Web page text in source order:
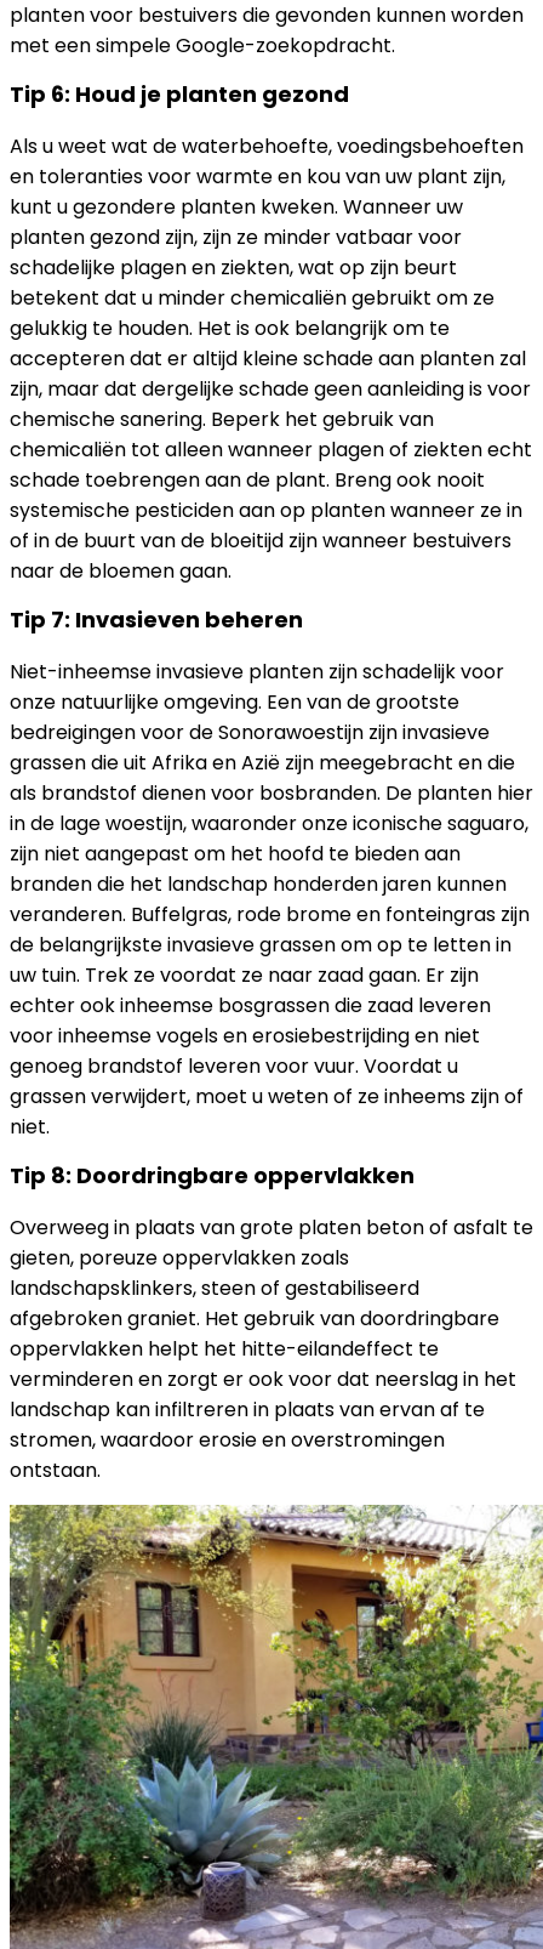
planten voor bestuivers die gevonden kunnen worden
met een simpele Google-zoekopdracht.
Tip 6: Houd je planten gezond
Als u weet wat de waterbehoefte, voedingsbehoeften
en toleranties voor warmte en kou van uw plant zijn,
kunt u gezondere planten kweken. Wanneer uw
planten gezond zijn, zijn ze minder vatbaar voor
schadelijke plagen en ziekten, wat op zijn beurt
betekent dat u minder chemicaliën gebruikt om ze
gelukkig te houden. Het is ook belangrijk om te
accepteren dat er altijd kleine schade aan planten zal
zijn, maar dat dergelijke schade geen aanleiding is voor
chemische sanering. Beperk het gebruik van
chemicaliën tot alleen wanneer plagen of ziekten echt
schade toebrengen aan de plant. Breng ook nooit
systemische pesticiden aan op planten wanneer ze in
of in de buurt van de bloeitijd zijn wanneer bestuivers
naar de bloemen gaan.
Tip 7: Invasieven beheren
Niet-inheemse invasieve planten zijn schadelijk voor
onze natuurlijke omgeving. Een van de grootste
bedreigingen voor de Sonorawoestijn zijn invasieve
grassen die uit Afrika en Azië zijn meegebracht en die
als brandstof dienen voor bosbranden. De planten hier
in de lage woestijn, waaronder onze iconische saguaro,
zijn niet aangepast om het hoofd te bieden aan
branden die het landschap honderden jaren kunnen
veranderen. Buffelgras, rode brome en fonteingras zijn
de belangrijkste invasieve grassen om op te letten in
uw tuin. Trek ze voordat ze naar zaad gaan. Er zijn
echter ook inheemse bosgrassen die zaad leveren
voor inheemse vogels en erosiebestrijding en niet
genoeg brandstof leveren voor vuur. Voordat u
grassen verwijdert, moet u weten of ze inheems zijn of
niet.
Tip 8: Doordringbare oppervlakken
Overweeg in plaats van grote platen beton of asfalt te
gieten, poreuze oppervlakken zoals
landschapsklinkers, steen of gestabiliseerd
afgebroken graniet. Het gebruik van doordringbare
oppervlakken helpt het hitte-eilandeffect te
verminderen en zorgt er ook voor dat neerslag in het
landschap kan infiltreren in plaats van ervan af te
stromen, waardoor erosie en overstromingen
ontstaan.